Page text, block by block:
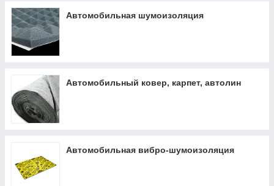
Автомобильная шумоизоляция
Автомобильный ковер, карпет, автолин
Автомобильная вибро-шумоизоляция